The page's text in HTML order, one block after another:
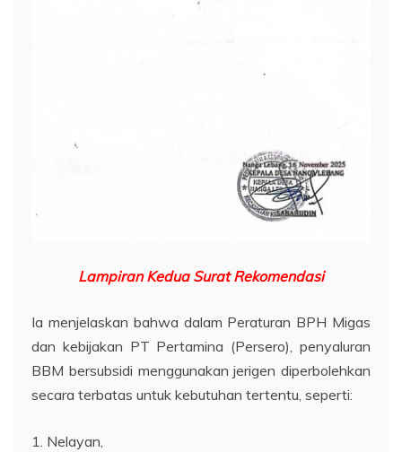
Lampiran Kedua Surat Rekomendasi
Ia menjelaskan bahwa dalam Peraturan BPH Migas
dan kebijakan PT Pertamina (Persero), penyaluran
BBM bersubsidi menggunakan jerigen diperbolehkan
secara terbatas untuk kebutuhan tertentu, seperti:
1. Nelayan,